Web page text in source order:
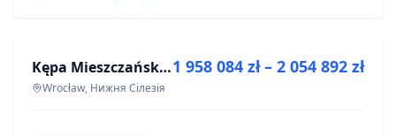
ІНВЕСТИЦІЯ Kępa Mieszczańska - lokale użytkowe
Wrocław, Нижня Сілезія
1 958 084 zł – 2 054 892 zł